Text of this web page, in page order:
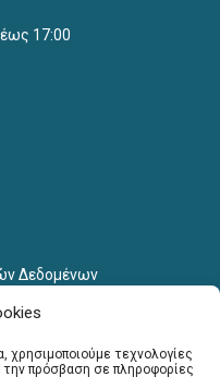
χρησιμοποιούμε τεχνολογίες
πρόσβαση σε πληροφορίες
17:00
Δεδομένων